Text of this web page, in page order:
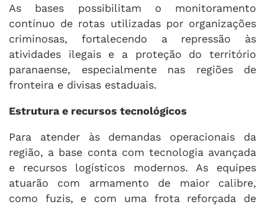
As bases possibilitam o monitoramento
contínuo de rotas utilizadas por organizações
criminosas, fortalecendo a repressão às
atividades ilegais e a proteção do território
paranaense, especialmente nas regiões de
fronteira e divisas estaduais.
Estrutura e recursos tecnológicos
Para atender às demandas operacionais da
região, a base conta com tecnologia avançada
e recursos logísticos modernos. As equipes
atuarão com armamento de maior calibre,
como fuzis, e com uma frota reforçada de